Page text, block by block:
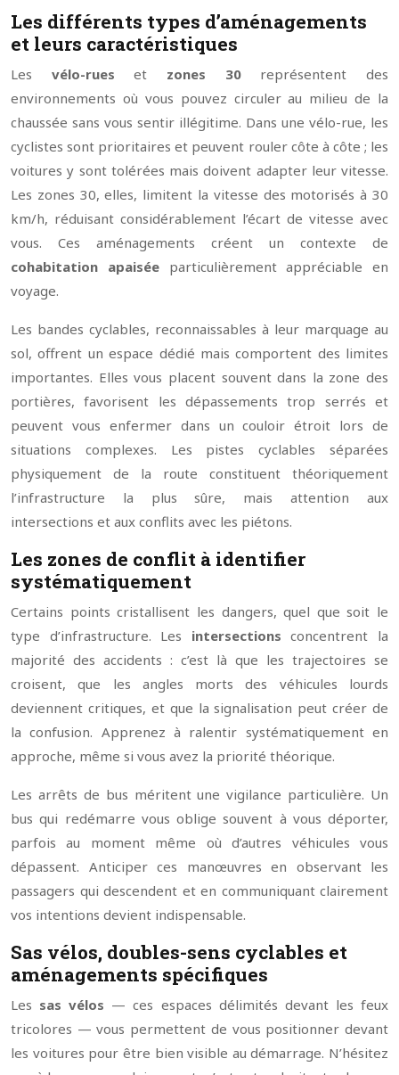
Les différents types d’aménagements
et leurs caractéristiques
Les vélo-rues et zones 30représentent des
environnements où vous pouvez circuler au milieu de la
chaussée sans vous sentir illégitime. Dans une vélo-rue, les
cyclistes sont prioritaires et peuvent rouler côte à côte ; les
voitures y sont tolérées mais doivent adapter leur vitesse.
Les zones 30, elles, limitent la vitesse des motorisés à 30
km/h, réduisant considérablement l’écart de vitesse avec
vous. Ces aménagements créent un contexte de
cohabitation apaiséeparticulièrement appréciable en
voyage.
Les bandes cyclables, reconnaissables à leur marquage au
sol, offrent un espace dédié mais comportent des limites
importantes. Elles vous placent souvent dans la zone des
portières, favorisent les dépassements trop serrés et
peuvent vous enfermer dans un couloir étroit lors de
situations complexes. Les pistes cyclables séparées
physiquement de la route constituent théoriquement
l’infrastructure la plus sûre, mais attention aux
intersections et aux conflits avec les piétons.
Les zones de conflit à identifier
systématiquement
Certains points cristallisent les dangers, quel que soit le
type d’infrastructure. Les intersections concentrent la
majorité des accidents : c’est là que les trajectoires se
croisent, que les angles morts des véhicules lourds
deviennent critiques, et que la signalisation peut créer de
la confusion. Apprenez à ralentir systématiquement en
approche, même si vous avez la priorité théorique.
Les arrêts de bus méritent une vigilance particulière. Un
bus qui redémarre vous oblige souvent à vous déporter,
parfois au moment même où d’autres véhicules vous
dépassent. Anticiper ces manœuvres en observant les
passagers qui descendent et en communiquant clairement
vos intentions devient indispensable.
Sas vélos, doubles-sens cyclables et
aménagements spécifiques
Les sas vélos — ces espaces délimités devant les feux
tricolores — vous permettent de vous positionner devant
les voitures pour être bien visible au démarrage. N’hésitez